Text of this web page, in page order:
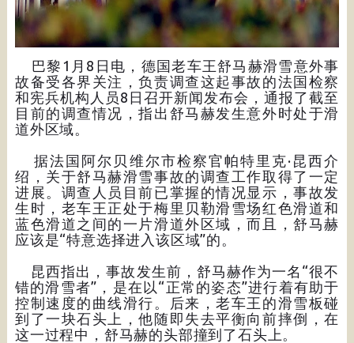
巴黎1月8日电，德国老车王舒马赫滑雪意外事
故备受各界关注，负责调查这起事故的法国检察
和宪兵机构人员8日召开新闻发布会，通报了截至
目前的调查情况，指出舒马赫发生意外时处于滑
道外区域。
据法国阿尔贝维尔市检察官帕特里克·昆西介
绍，关于舒马赫滑雪事故的调查工作取得了一定
进展。调查人员目前已掌握的情况显示，事故发
生时，老车王正处于梅里贝勒滑雪场红色滑道和
蓝色滑道之间的一片滑道外区域，而且，舒马赫
应该是“特意选择进入该区域”的。
昆西指出，事故发生前，舒马赫作为一名“很不
错的滑雪者”，是在以“正常的姿态”进行着有助于
控制速度的曲线滑行。后来，老车王的滑雪板碰
到了一块石头上，他随即失去平衡向前摔倒，在
这一过程中，舒马赫的头部撞到了石头上。